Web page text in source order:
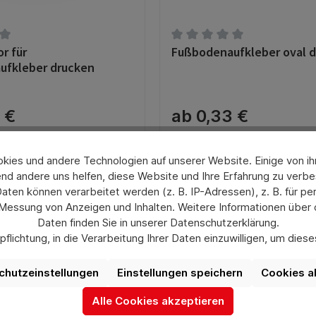
Bewertung von 0 von 5 Sternen
für
drucken
€
Durchschnittliche
Fußbodenaufkleber oval
ab 0,33 €
und andere Technologien auf unserer Website. Einige von
andere uns helfen, diese Website und Ihre Erfahrung zu
können verarbeitet werden (z. B. IP-Adressen), z. B. für
von Anzeigen und Inhalten. Weitere Informationen über
Daten finden Sie in unserer Datenschutzerklärung.
in die Verarbeitung Ihrer Daten einzuwilligen, um
individueller Einstellungen möglicherweise nicht alle
verfügbar sind.
Cookies
Einstellungen speichern
Alle Cookies akzeptieren